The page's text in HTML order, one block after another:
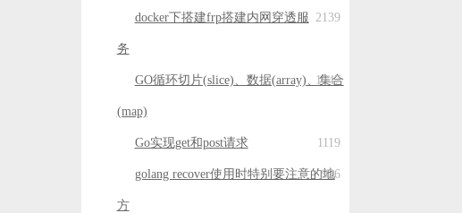
docker下搭建frp搭建内网穿透服
务
2139
GO循环切片(slice)、数据(array)、集合
(map)
1547
Go实现get和post请求 1119
golang recover使用时特别要注意的地
方
926